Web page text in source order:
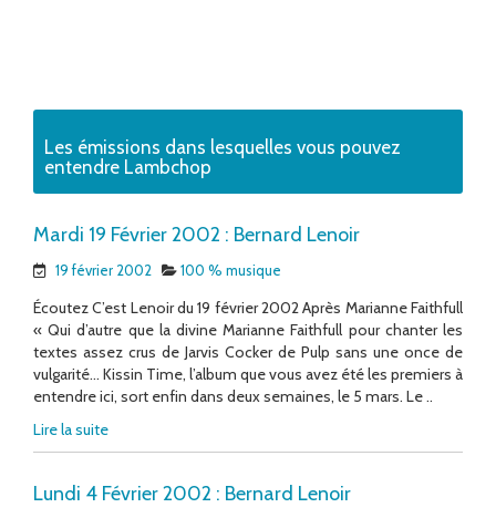
Les émissions dans lesquelles vous pouvez
entendre Lambchop
Mardi 19 Février 2002 : Bernard Lenoir
19 février 2002 100 % musique
Écoutez C’est Lenoir du 19 février 2002 Après Marianne Faithfull
« Qui d’autre que la divine Marianne Faithfull pour chanter les
textes assez crus de Jarvis Cocker de Pulp sans une once de
vulgarité… Kissin Time, l’album que vous avez été les premiers à
entendre ici, sort enfin dans deux semaines, le 5 mars. Le ..
Lire la suite
Lundi 4 Février 2002 : Bernard Lenoir